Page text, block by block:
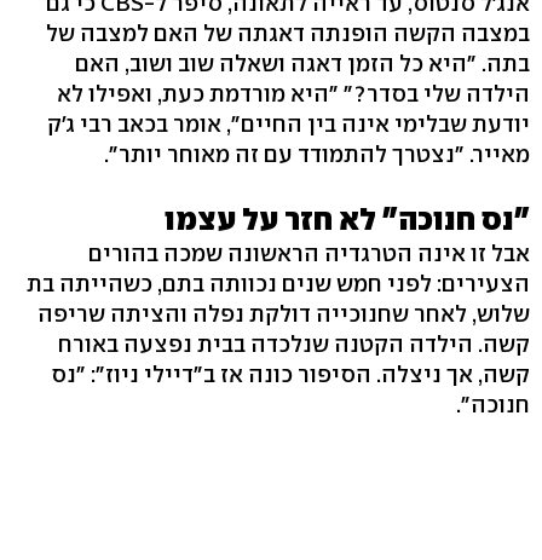
במצבה הקשה הופנתה דאגתה של האם למצבה של
בתה. "היא כל הזמן דאגה ושאלה שוב ושוב, האם
הילדה שלי בסדר?" "היא מורדמת כעת, ואפילו לא
יודעת שבלימי אינה בין החיים", אומר בכאב רבי ג'ק
מאייר. "נצטרך להתמודד עם זה מאוחר יותר".
"נס חנוכה" לא חזר על עצמו
אבל זו אינה הטרגדיה הראשונה שמכה בהורים
הצעירים: לפני חמש שנים נכוותה בתם, כשהייתה בת
שלוש, לאחר שחנוכייה דולקת נפלה והציתה שריפה
קשה. הילדה הקטנה שנלכדה בבית נפצעה באורח
קשה, אך ניצלה. הסיפור כונה אז ב"דיילי ניוז": "נס
חנוכה".